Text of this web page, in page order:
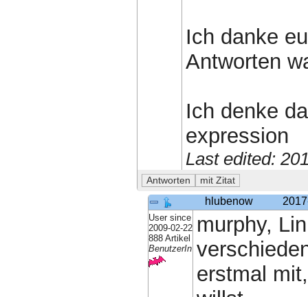
Ich danke
Antworten
Ich denke
expression
Last edited:
hlubenow
User since
2009-02-22
888 Artikel
BenutzerIn
murphy,
erstmal